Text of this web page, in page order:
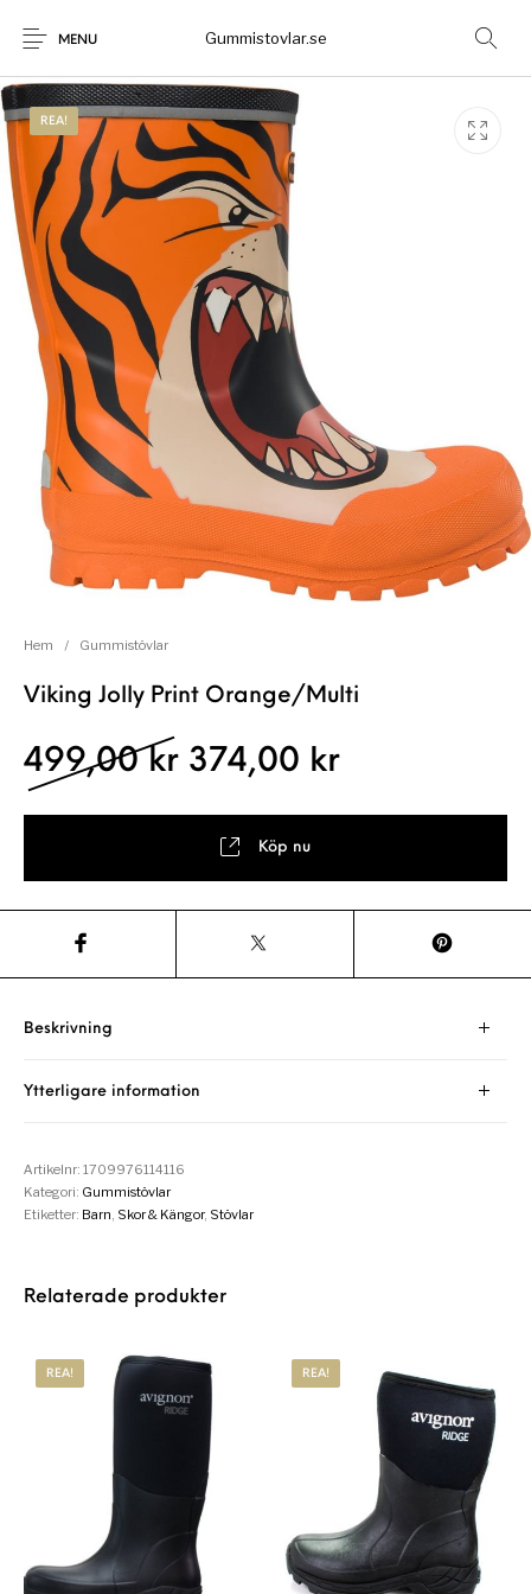
MENU Gummistovlar.se
Nyheter Rea!
Gummistövlar
REA!
Hem / Gummistövlar
Viking Jolly Print Orange/Multi
499,00 kr Det ursprungliga
374,00 krDet
Köp nu
Beskrivning
Ytterligare information
Artikelnr:1709976114116
Kategori: Gummistövlar
Etiketter: Barn Skor & Kängor, Stövlar
Relaterade produkter
REA! REA!